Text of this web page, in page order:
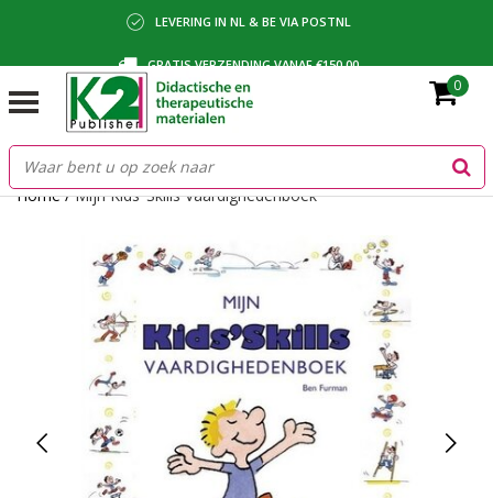
LEVERING IN NL & BE VIA POSTNL
GRATIS VERZENDING VANAF €150,00
BETALING VIA IDEAL, BANCONTACT OF FACTUUR
0
Home/Mijn Kids’ Skills Vaardighedenboek